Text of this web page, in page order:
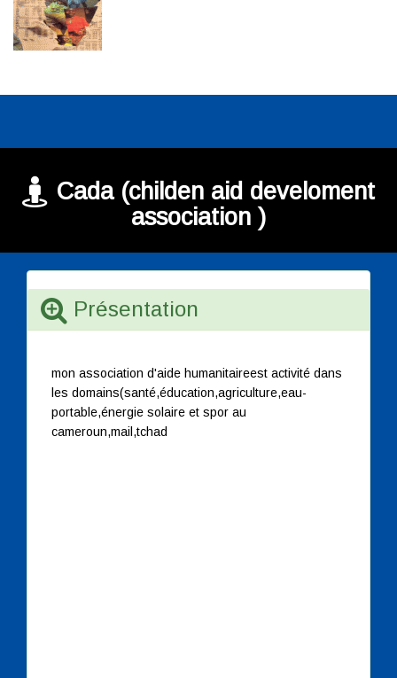
Cada (childen aid develoment
association )
Présentation
mon association d'aide humanitaireest activité dans
les domains(santé,éducation,agriculture,eau-
portable,énergie solaire et spor au
cameroun,mail,tchad